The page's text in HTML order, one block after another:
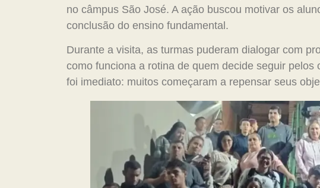
no câmpus São José. A ação buscou motivar os
conclusão do ensino fundamental.
Durante a visita, as turmas puderam dialogar com
como funciona a rotina de quem decide seguir
foi imediato: muitos começaram a repensar seus